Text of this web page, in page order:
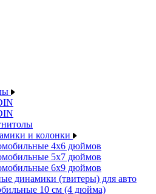
и колонки
4x6 дюймов
5x7 дюймов
6x9 дюймов
динамики (твитеры) для авто
10 см (4 дюйма)